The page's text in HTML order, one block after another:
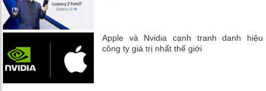
Apple và Nvidia cạnh tranh danh hiệu
công ty giá trị nhất thế giới